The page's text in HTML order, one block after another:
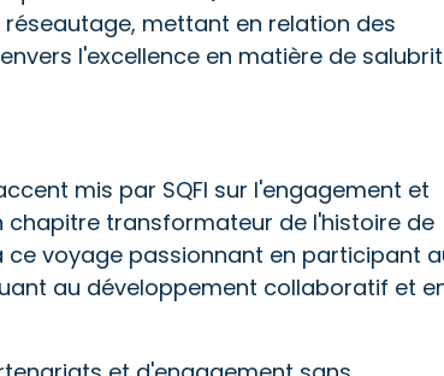
mettant en relation des
l'excellence en matière de
mis par SQFI sur l'engagement et
chapitre transformateur de l'histoire de
voyage passionnant en participant
au développement collaboratif et